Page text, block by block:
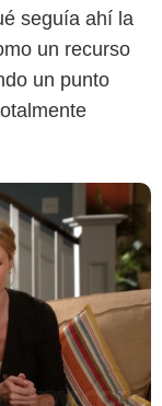
seguía ahí la
un recurso
un punto